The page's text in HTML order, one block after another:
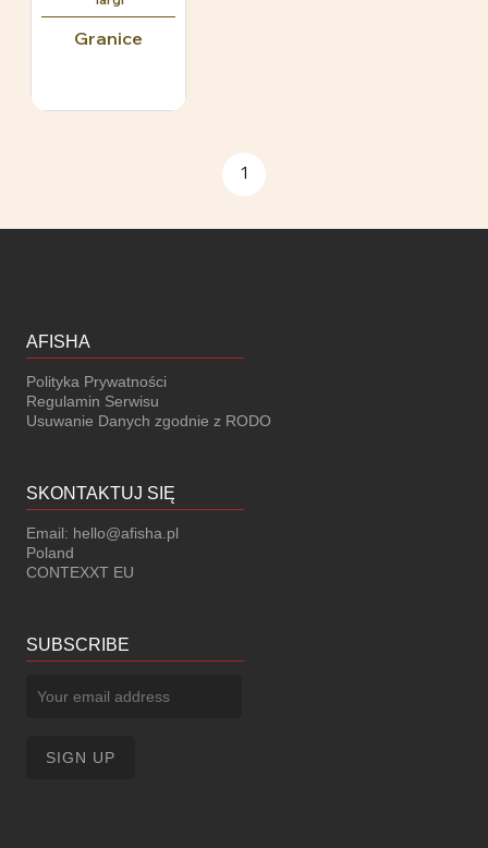
Granice
1
AFISHA
Polityka Prywatności
Regulamin Serwisu
Usuwanie Danych zgodnie z RODO
SKONTAKTUJ SIĘ
Email: hello@afisha.pl
Poland
CONTEXXT EU
SUBSCRIBE